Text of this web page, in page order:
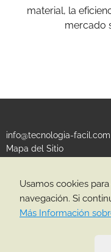
material, la
mercado
info@tecnologia-facil.com
Mapa del Sitio
CATEGORÍAS
Usamos cookies
navegación. Si
Más Información